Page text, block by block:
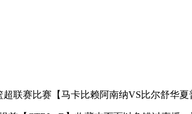
联赛比赛【马卡比赖阿南纳VS比尔舒华夏